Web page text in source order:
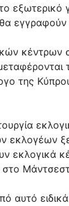
εξωτερικό
εγγραφούν
κέντρων
της
εκλογέων
εκλογικά
στο
αυτό ειδικά